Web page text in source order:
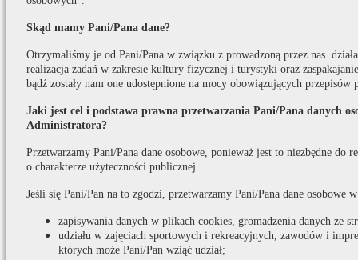
Skąd mamy Pani/Pana dane?
Otrzymaliśmy je od Pani/Pana w związku z prowadzoną przez nas
realizacja zadań w zakresie kultury fizycznej i turystyki oraz
bądź zostały nam one udostępnione na mocy obowiązujących przepisów
Jaki jest cel i podstawa prawna przetwarzania Pani/Pana danych
Administratora?
Przetwarzamy Pani/Pana dane osobowe, ponieważ jest to niezbędne do
o charakterze użyteczności publicznej.
Jeśli się Pani/Pan na to zgodzi, przetwarzamy Pani/Pana dane osobowe
zapisywania danych w plikach cookies, gromadzenia danych ze
udziału w zajęciach sportowych i rekreacyjnych, zawodów i
których może Pani/Pan wziąć udział;